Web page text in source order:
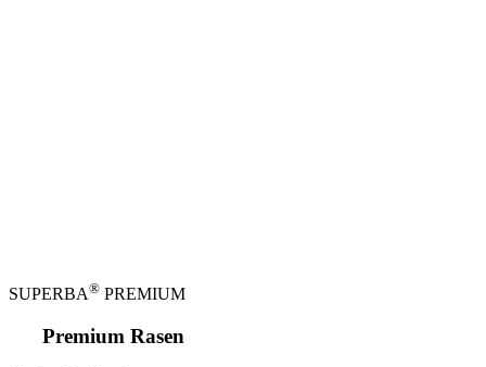
SUPERBA® PREMIUM
Premium Rasen